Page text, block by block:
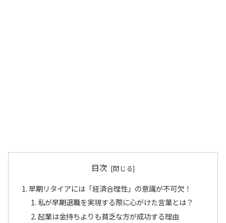
目次
早期リタイアには「経済合理性」の意識が不可欠！
私が早期退職を実現する際に心がけた言葉とは？
起業は金持ちよりも貧乏な方が成功する理由